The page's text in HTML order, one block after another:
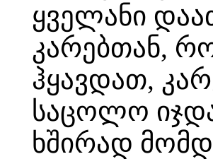
ყველანი
კარებთან,
ჰყავდათ,
საცოლო
ხშირად